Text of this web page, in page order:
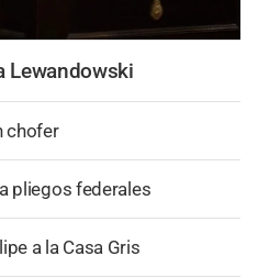
Lewandowski
chofer
pliegos federales
a la Casa Gris